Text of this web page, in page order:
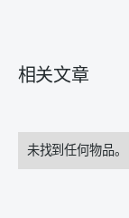
相关文章
未找到任何物品。